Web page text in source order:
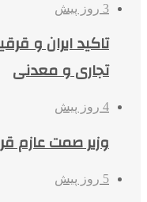
3 روز پیش
تاکید ایران و
تجاری و معدنی
4 روز پیش
وزیر صمت عازم
5 روز پیش